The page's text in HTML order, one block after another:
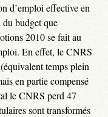
d’emploi effective en
du budget que
2010 se fait au
En effet, le CNRS
temps plein
en partie compensé
le CNRS perd 47
sont transformés